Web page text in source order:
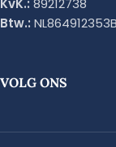
KvK.: 89212738
Btw.:
VOLG ONS